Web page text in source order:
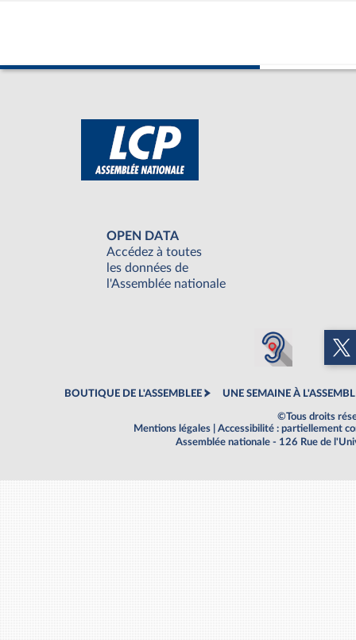
OPEN DATA
Accédez à toutes
les données de
l'Assemblée nationale
BOUTIQUE DE L'ASSEMBLEE UNE SEMAINE À
©Tous droits
Mentions légales
Accessibilité : partiellement
Assemblée nationale - 126 Rue de